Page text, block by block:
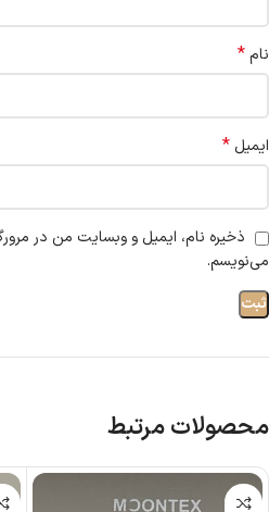
نام*
ایمیل *
ذخیره نام، ایمیل و وبسایت من در
می‌نویسم.
محصولات مرتبط